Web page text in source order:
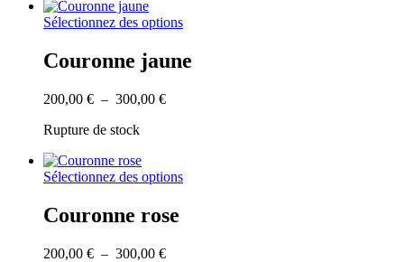
sur
page
300,00 €
Sélectionnez des optionsCe
plusieurs
sur
Couronne jaune
200,00 € – 300,00 €Plage
300,00 €
Rupture de stock
Sélectionnez des optionsCe
Couronne rose
200,00 € – 300,00 €Plage